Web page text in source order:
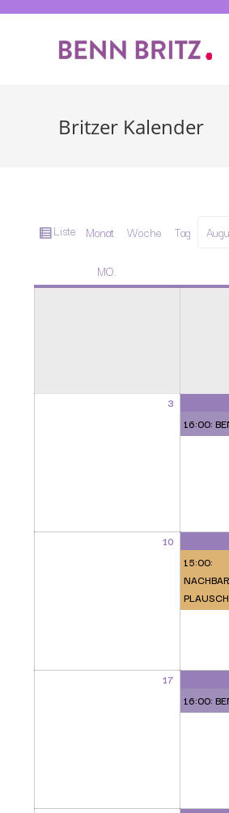
Britzer Kalender
Ansicht
Liste Monat Woche Tag
Jahr
MO.
3
16:00:
10
15:00:
17
16:00: